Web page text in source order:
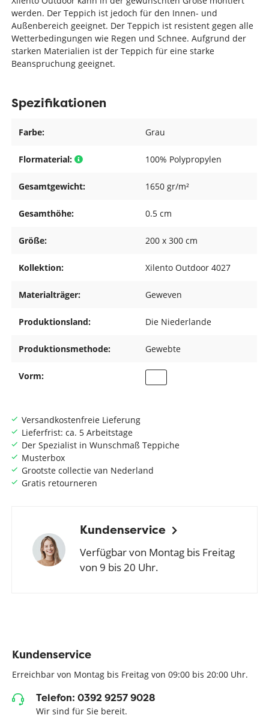
Versandkostenfreie Lieferung
Lieferfrist: ca. 5 Arbeitstage
Der Spezialist in Wunschmaß Teppiche
Musterbox
Grootste collectie van Nederland
Gratis retourneren
Kundenservice
Verfügbar von Montag bis Freitag
von 9 bis 20 Uhr.
werden. Der Teppich ist jedoch für den Innen- und
Außenbereich geeignet. Der Teppich ist resistent gegen alle
Wetterbedingungen wie Regen und Schnee. Aufgrund der
starken Materialien ist der Teppich für eine starke
Beanspruchung geeignet.
Spezifikationen
Farbe: Grau
Flormaterial: 100% Polypropylen
Gesamtgewicht: 1650 gr/m²
Gesamthöhe: 0.5 cm
Größe: 200 x 300 cm
Kollektion: Xilento Outdoor 4027
Materialträger: Geweven
Produktionsland: Die Niederlande
Produktionsmethode: Gewebte
Vorm:
Kundenservice
Erreichbar von Montag bis Freitag von 09:00 bis 20:00 Uhr.
Telefon: 0392 9257 9028
Wir sind für Sie bereit.